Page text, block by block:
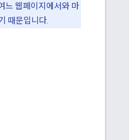
느 웹페이지에서와 마
때문입니다.